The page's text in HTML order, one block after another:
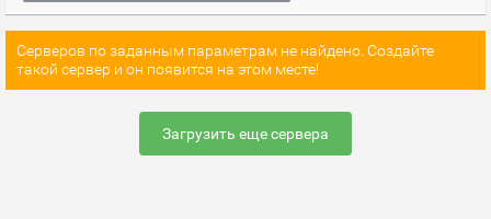
Серверов по заданным параметрам не найдено. Создайте
такой сервер и он появится на этом месте!
Загрузить еще сервера